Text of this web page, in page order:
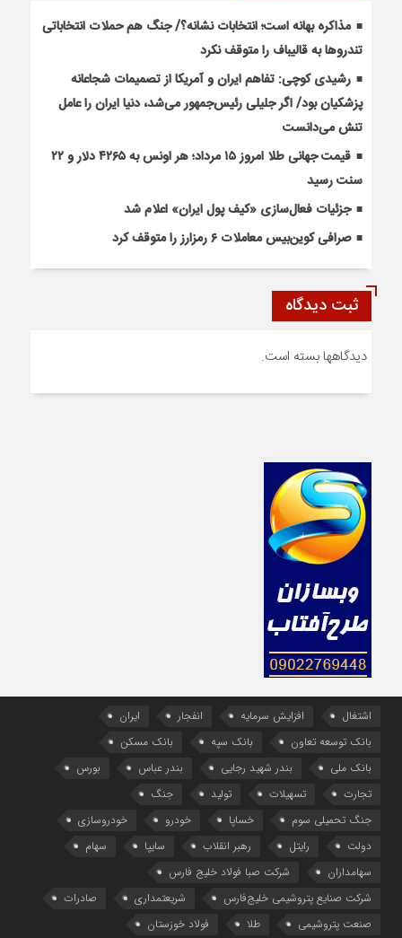
هرچه
بیشتر
کرده،
بیشتر
هم
آسیب
رسانده
مذاکره بهانه است؛ انتخابات نشانه؟/ جنگ هم حملات انتخاباتی
تندروها به قالیباف را متوقف نکرد
رشیدی کوچی: تفاهم ایران و آمریکا از تصمیمات شجاعانه
پزشکیان بود/ اگر جلیلی رئیس‌جمهور می‌شد، دنیا ایران را عامل
تنش می‌دانست
قیمت جهانی طلا امروز ۱۵ مرداد؛ هر اونس به ۴۲۶۵ دلار و ۲۲
سنت رسید
جزئیات فعال‌سازی «کیف پول ایران» اعلام شد
صرافی کوین‌بیس معاملات ۶ رمزارز را متوقف کرد
ثبت دیدگاه
دیدگاهها بسته است.
اشتغال افزایش سرمایه انفجار
ایران
بانک توسعه تعاون
بانک سپه
بانک مسکن
بانک ملی
بندر شهید رجایی بندر عباس
بورس
تجارت
تسهیلات تولید
جنگ
جنگ تحمیلی سوم
خساپا خودرو
خودروسازی
دولت
رایتل رهبر انقلاب سایپا
سهام
سهامداران
شرکت صبا فولاد خلیج فارس
شرکت صنایع پتروشیمی خلیج‌فارس
شریعتمداری
صادرات
صنعت پتروشیمی
طلا فولاد خوزستان